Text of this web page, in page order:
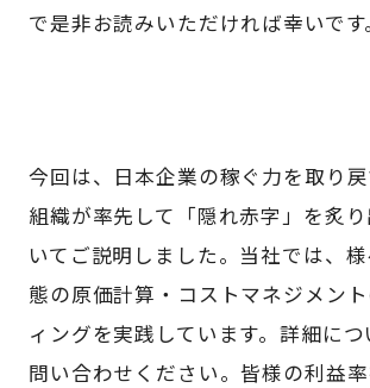
で是非お読みいただければ幸いです
今回は、日本企業の稼ぐ力を取り
組織が率先して「隠れ赤字」を炙
いてご説明しました。当社では、
態の原価計算・コストマネジメン
ィングを実践しています。詳細に
問い合わせください。皆様の利益